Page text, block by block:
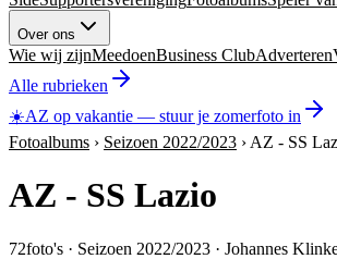
Over ons
Wie wij zijnMeedoenBusiness ClubAdverteren
Alle rubrieken
☀️AZ op vakantie — stuur je zomerfoto in
Fotoalbums › Seizoen 2022/2023 › AZ - SS
AZ - SS Lazio
72foto's · Seizoen 2022/2023 · Johannes